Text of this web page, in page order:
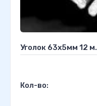
Уголок 63х5мм 12 м.
Кол-во: